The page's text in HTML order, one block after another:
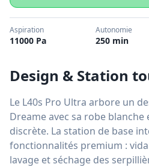
Aspiration
11000 Pa
Autonomie
250 min
Design & Station
Le L40s Pro Ultra arbore un
Dreame avec sa robe blanche
discrète. La station de base
fonctionnalités premium :
lavage et séchage des